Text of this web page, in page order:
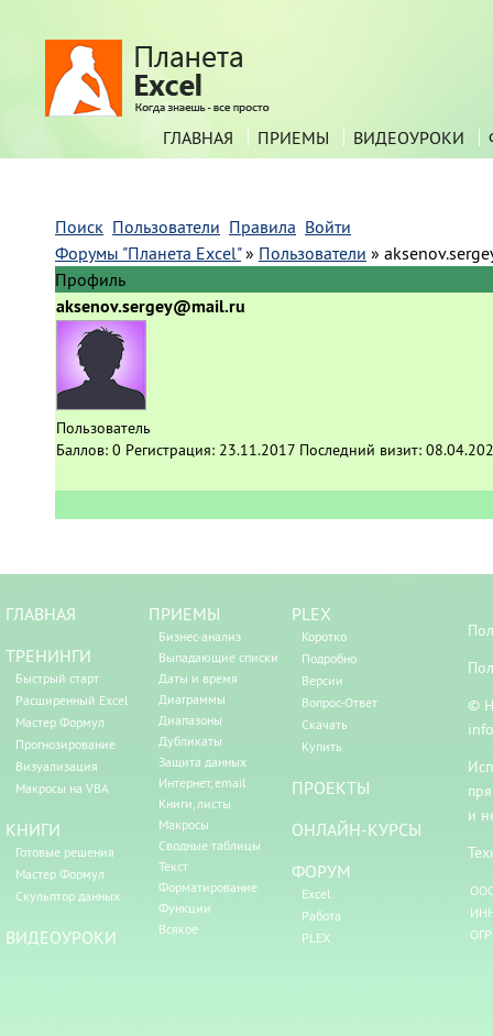
ГЛАВНАЯ ПРИЕМЫ ВИДЕОУРОКИ
Поиск Пользователи Правила Войти
Форумы "Планета Excel" » Пользователи »
Профиль
aksenov.sergey@mail.ru
Пользователь
Баллов: 0 Регистрация: 23.11.2017 Последний визит:
ГЛАВНАЯ
ТРЕНИНГИ
Быстрый старт
Расширенный Excel
Мастер Формул
Прогнозирование
Визуализация
Макросы на VBA
КНИГИ
Готовые решения
Мастер Формул
Скульптор данных
ВИДЕОУРОКИ
ПРИЕМЫ
Бизнес-анализ
Выпадающие списки
Даты и время
Диаграммы
Диапазоны
Дубликаты
Защита данных
Интернет, email
Книги, листы
Макросы
Сводные таблицы
Текст
Форматирование
Функции
Всякое
PLEX
Коротко
Подробно
Версии
Вопрос-Ответ
Скачать
Купить
ПРОЕКТЫ
ОНЛАЙН-КУРСЫ
ФОРУМ
Excel
Работа
PLEX
©
и